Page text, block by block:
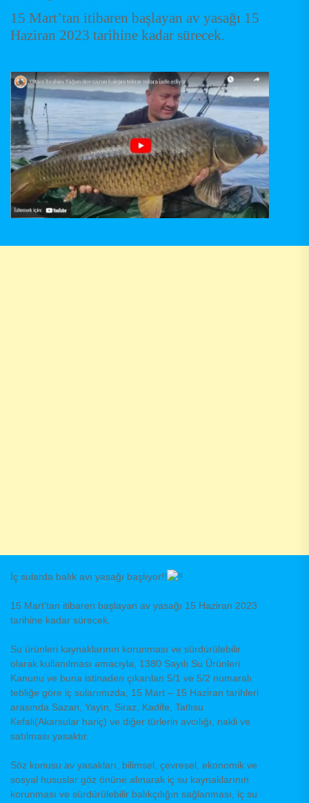
15 Mart’tan itibaren başlayan av yasağı 15
Haziran 2023 tarihine kadar sürecek.
İç sularda balık avı yasağı başlıyor!!
15 Mart’tan itibaren başlayan av yasağı 15 Haziran 2023
tarihine kadar sürecek.
Su ürünleri kaynaklarının korunması ve sürdürülebilir
olarak kullanılması amacıyla, 1380 Sayılı Su Ürünleri
Kanunu ve buna istinaden çıkarılan 5/1 ve 5/2 numaralı
tebliğe göre iç sularımızda, 15 Mart – 15 Haziran tarihleri
arasında Sazan, Yayın, Siraz, Kadife, Tatlısu
Kefali(Akarsular hariç) ve diğer türlerin avcılığı, nakli ve
satılması yasaktır.
Söz konusu av yasakları, bilimsel, çevresel, ekonomik ve
sosyal hususlar göz önüne alınarak iç su kaynaklarının
korunması ve sürdürülebilir balıkçılığın sağlanması, iç su